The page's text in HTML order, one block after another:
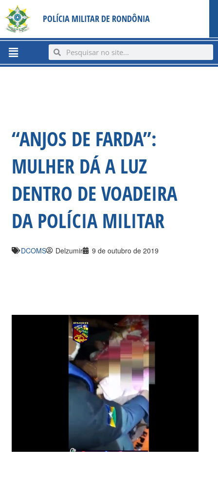
content
para
conteúdo
POLÍCIA MILITAR DE RONDÔNIA
Menu SearchSearch
“ANJOS DE FARDA”:
MULHER DÁ A LUZ
DENTRO DE VOADEIRA
DA POLÍCIA MILITAR
DCOMS Delzumir 9 de outubro de 2019